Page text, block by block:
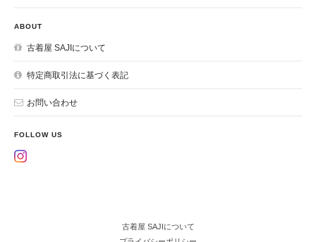
ABOUT
古着屋 SAJIについて
特定商取引法に基づく表記
お問い合わせ
FOLLOW US
古着屋 SAJIについて